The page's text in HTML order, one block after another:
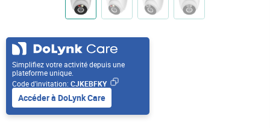
Simplifiez votre activité depuis une
plateforme unique.
Code d’invitation: CJKEBFKY
Accéder à DoLynk Care